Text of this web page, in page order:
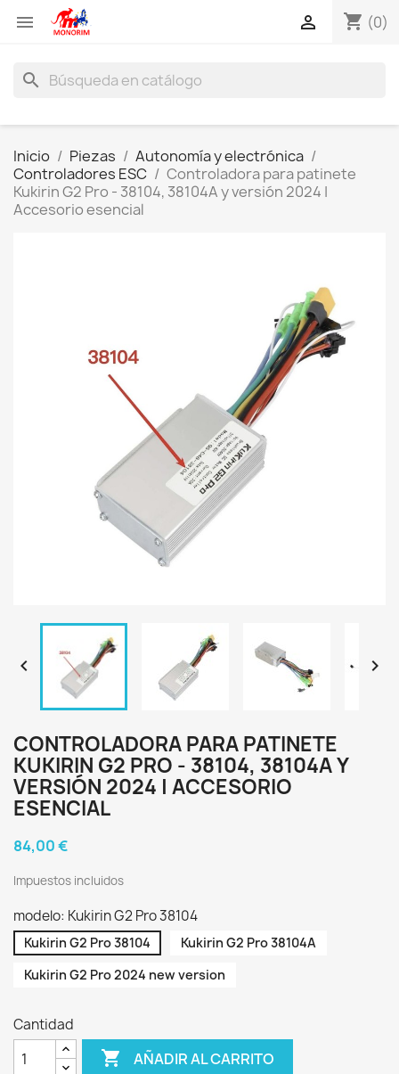
 shopping_cart (0)

search
Inicio Piezas
Autonomía y electrónica
Controladores ESC
Controladora para patinete
Kukirin G2 Pro - 38104, 38104A y versión 2024 |
Accesorio esencial
 
CONTROLADORA PARA PATINETE
KUKIRIN G2 PRO - 38104, 38104A Y
VERSIÓN 2024 | ACCESORIO
ESENCIAL
84,00 €
Impuestos incluidos
modelo: Kukirin G2 Pro 38104
Kukirin G2 Pro 38104
Kukirin G2 Pro 38104A
Kukirin G2 Pro 2024 new version
Cantidad
 AÑADIR AL CARRITO